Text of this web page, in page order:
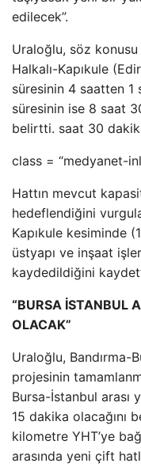
edilecek”.
Uraloğlu, söz
Halkalı-Kapıkule
süresinin 4 saatten 1
süresinin ise 8 saat
belirtti. saat 30
class = “medyanet-
Hattın mevcut
hedeflendiğini
Kapıkule kesiminde
üstyapı ve inşaat
kaydedildiğini
“BURSA İSTANBUL
OLACAK”
Uraloğlu, Bandırma-
projesinin
Bursa-İstanbul arası
15 dakika olacağını
kilometre YHT’ye
arasında yeni çift